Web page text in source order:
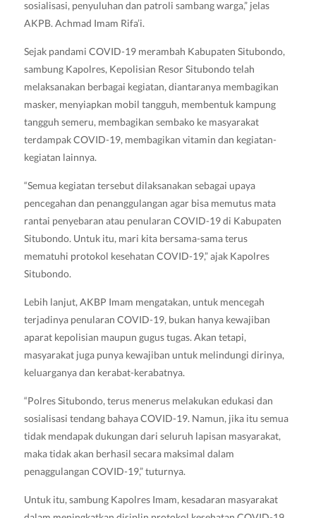
sosialisasi, penyuluhan dan patroli sambang warga,” jelas
AKPB. Achmad Imam Rifa’i.
Sejak pandami COVID-19 merambah Kabupaten Situbondo,
sambung Kapolres, Kepolisian Resor Situbondo telah
melaksanakan berbagai kegiatan, diantaranya membagikan
masker, menyiapkan mobil tangguh, membentuk kampung
tangguh semeru, membagikan sembako ke masyarakat
terdampak COVID-19, membagikan vitamin dan kegiatan-
kegiatan lainnya.
“Semua kegiatan tersebut dilaksanakan sebagai upaya
pencegahan dan penanggulangan agar bisa memutus mata
rantai penyebaran atau penularan COVID-19 di Kabupaten
Situbondo. Untuk itu, mari kita bersama-sama terus
mematuhi protokol kesehatan COVID-19,” ajak Kapolres
Situbondo.
Lebih lanjut, AKBP Imam mengatakan, untuk mencegah
terjadinya penularan COVID-19, bukan hanya kewajiban
aparat kepolisian maupun gugus tugas. Akan tetapi,
masyarakat juga punya kewajiban untuk melindungi dirinya,
keluarganya dan kerabat-kerabatnya.
“Polres Situbondo, terus menerus melakukan edukasi dan
sosialisasi tendang bahaya COVID-19. Namun, jika itu semua
tidak mendapak dukungan dari seluruh lapisan masyarakat,
maka tidak akan berhasil secara maksimal dalam
penaggulangan COVID-19,” tuturnya.
Untuk itu, sambung Kapolres Imam, kesadaran masyarakat